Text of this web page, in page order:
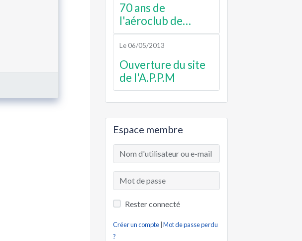
70 ans de
l'aéroclub de
luchon
Le 06/05/2013
Ouverture du site
de l'A.P.P.M
Espace membre
Rester connecté
Créer un compte |Mot de passe perdu
?